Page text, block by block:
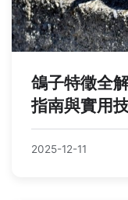
鴿子特徵全
指南與實用
2025-12-11